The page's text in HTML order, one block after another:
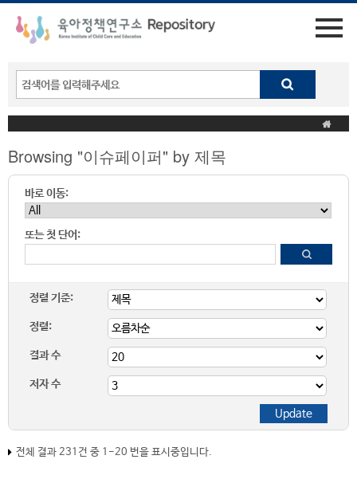
Browsing "이슈페이퍼" by 제목
바로 이동:
또는 첫 단어:
정렬 기준:
정렬:
결과 수
저자 수
전체 결과 231건 중 1-20 번을 표시중입니다.